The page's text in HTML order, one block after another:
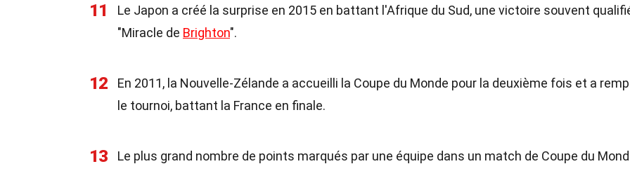
11
Le Japon a créé la surprise en 2015 en battant l'Afrique du Sud, une victoire souvent
"Miracle de Brighton".
12
En 2011, la Nouvelle-Zélande a accueilli la Coupe du Monde pour la deuxième fois et a
le tournoi, battant la France en finale.
13 Le plus grand nombre de points marqués par une équipe dans un match de Coupe du